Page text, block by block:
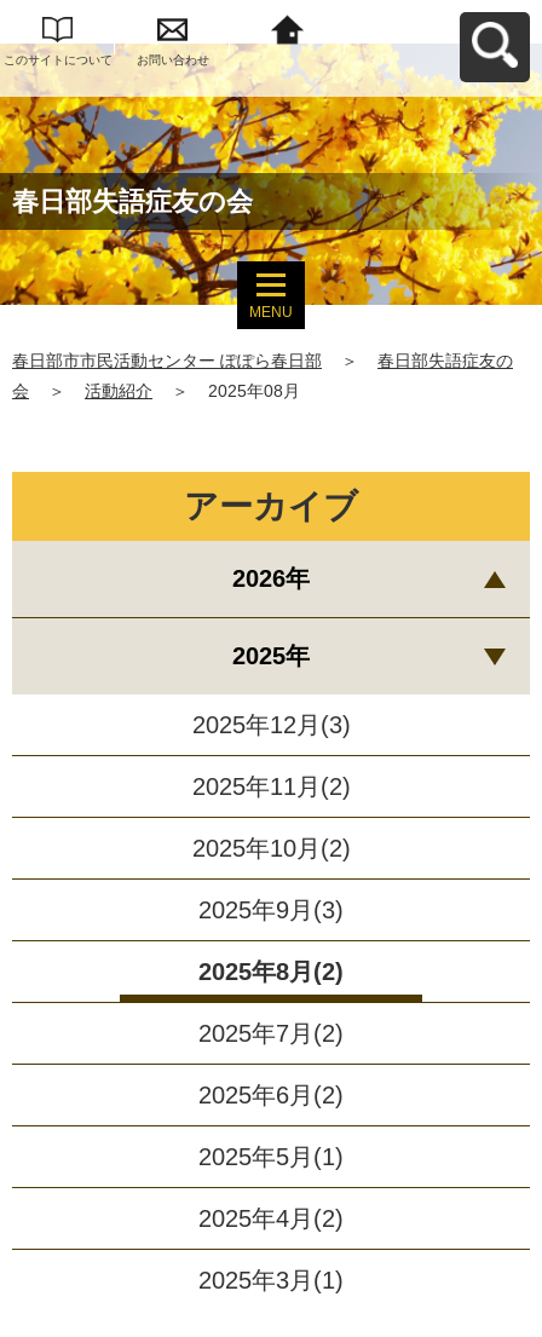
このサイトについて お問い合わせ
春日部市市民活動セ
ンター ぽぽら春日部
春日部失語症友の会
MENU
春日部市市民活動センター ぽぽら春日部 ＞
春日部失語症友の
会
＞ 活動紹介 ＞ 2025年08月
アーカイブ
2026年
2025年
2025年12月(3)
2025年11月(2)
2025年10月(2)
2025年9月(3)
2025年8月(2)
2025年7月(2)
2025年6月(2)
2025年5月(1)
2025年4月(2)
2025年3月(1)